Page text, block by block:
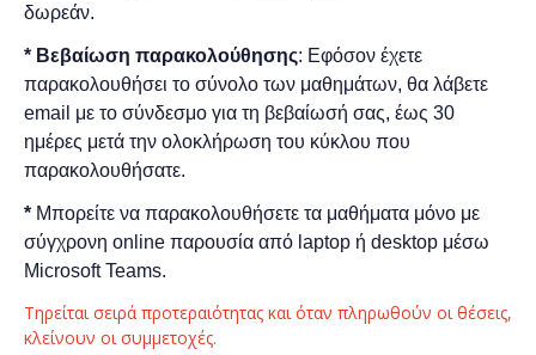
δωρεάν.
* Bεβαίωση παρακολούθησης: Εφόσον έχετε
παρακολουθήσει το σύνολο των μαθημάτων, θα λάβετε
email με το σύνδεσμο για τη βεβαίωσή σας, έως 30
ημέρες μετά την ολοκλήρωση του κύκλου που
παρακολουθήσατε.
* Μπορείτε να παρακολουθήσετε τα μαθήματα μόνο με
σύγχρονη online παρουσία από laptop ή desktop μέσω
Microsoft Teams.
Τηρείται σειρά προτεραιότητας και όταν πληρωθούν οι θέσεις,
κλείνουν οι συμμετοχές.